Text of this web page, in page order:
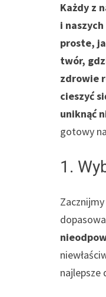
Każdy z
i
proste,
twór,
zdrowie
cieszyć
uniknąć
gotowy
1.
najlepsze